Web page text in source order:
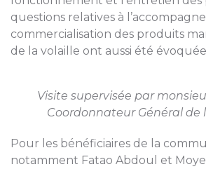
questions relatives à
commercialisation des produits
de la volaille ont aussi été
Visite supervisée par
Coordonnateur Général de
Pour les bénéficiaires de la
notamment Fatao Abdoul et